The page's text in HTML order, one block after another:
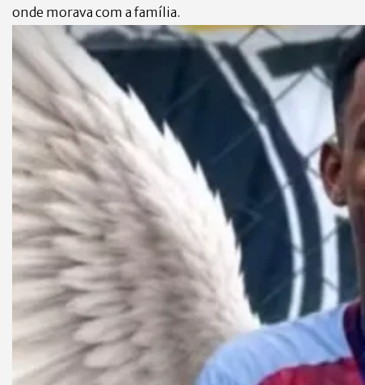
onde morava com a família.